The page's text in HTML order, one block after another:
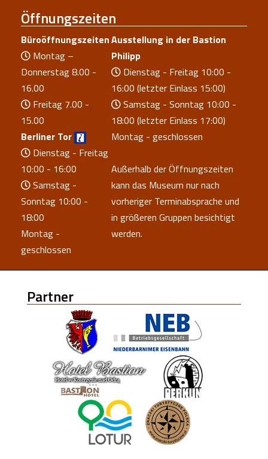
Öffnungszeiten
Büroöffnungszeiten
Montag –
Donnerstag 8.00 -
16.00
Freitag 7.00 -
15.00
Berliner Tor
Dienstag - Freitag
10:00 - 16:00
Samstag -
Sonntag 10:00 -
18:00
Montag -
geschlossen
Ausstellung in der Bastion
Philipp
Dienstag - Freitag 10:00 -
16:00 (letzter Einlass 15:00)
Samstag - Sonntag 10:00 -
18:00 (letzter Einlass 17:00)
Montag - geschlossen
Außerhalb der Öffnungszeiten
kann das Museum nur nach
vorheriger Terminabsprache und
in größeren Gruppen besichtigt
werden.
Partner